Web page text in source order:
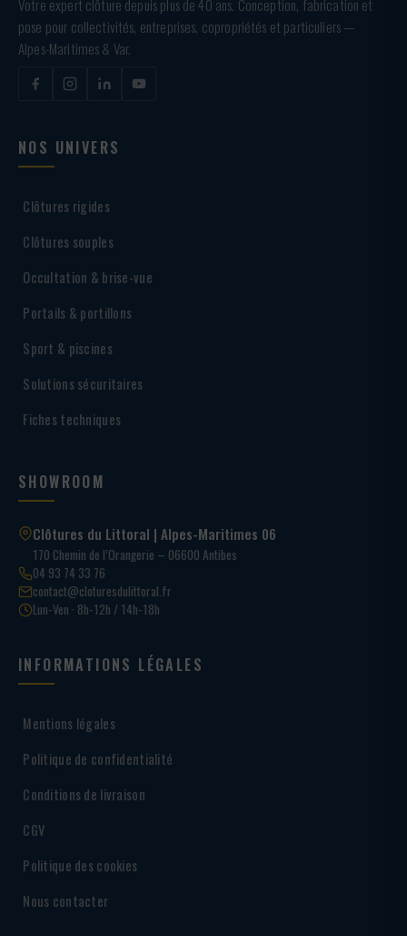
Votre expert clôture depuis plus de 40 ans. Conception, fabrication et
pose pour collectivités, entreprises, copropriétés et particuliers —
Alpes-Maritimes & Var.
NOS UNIVERS
Clôtures rigides
Clôtures souples
Occultation & brise-vue
Portails & portillons
Sport & piscines
Solutions sécuritaires
Fiches techniques
SHOWROOM
Clôtures du Littoral | Alpes-Maritimes 06
170 Chemin de l’Orangerie – 06600 Antibes
04 93 74 33 76
contact@cloturesdulittoral.fr
Lun-Ven · 8h-12h / 14h-18h
INFORMATIONS LÉGALES
Mentions légales
Politique de confidentialité
Conditions de livraison
CGV
Politique des cookies
Nous contacter